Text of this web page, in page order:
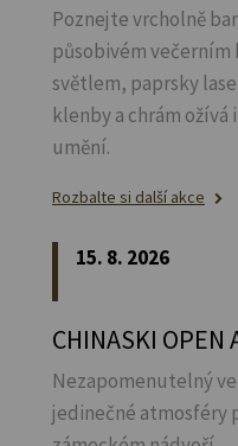
Poznejte vrcholně
působivém večerním
světlem, paprsky
klenby a chrám ožívá
umění.
Rozbalte si další akce
15. 8. 2026
CHINASKI OPEN
Nezapomenutelný
jedinečné atmosféry